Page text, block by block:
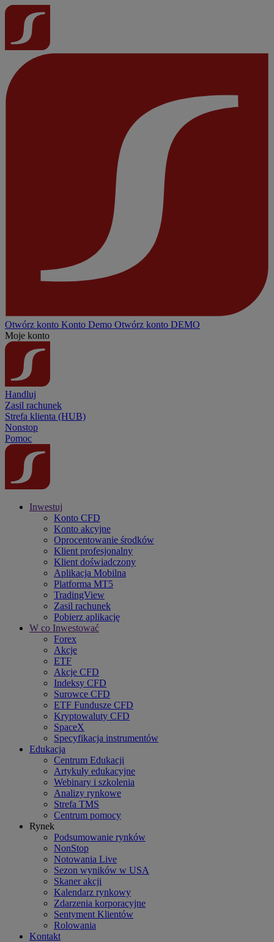
Otwórz konto Konto Demo Otwórz konto DEMO
Moje konto
Handluj
Zasil rachunek
Strefa klienta (HUB)
Nonstop
Pomoc
Inwestuj
Konto CFD
Konto akcyjne
Oprocentowanie środków
Klient profesjonalny
Klient doświadczony
Aplikacja Mobilna
Platforma MT5
TradingView
Zasil rachunek
Pobierz aplikację
W co Inwestować
Forex
Akcje
ETF
Akcje CFD
Indeksy CFD
Surowce CFD
ETF Fundusze CFD
Kryptowaluty CFD
SpaceX
Specyfikacja instrumentów
Edukacja
Centrum Edukacji
Artykuły edukacyjne
Webinary i szkolenia
Analizy rynkowe
Strefa TMS
Centrum pomocy
Rynek
Podsumowanie rynków
NonStop
Notowania Live
Sezon wyników w USA
Skaner akcji
Kalendarz rynkowy
Zdarzenia korporacyjne
Sentyment Klientów
Rolowania
Kontakt